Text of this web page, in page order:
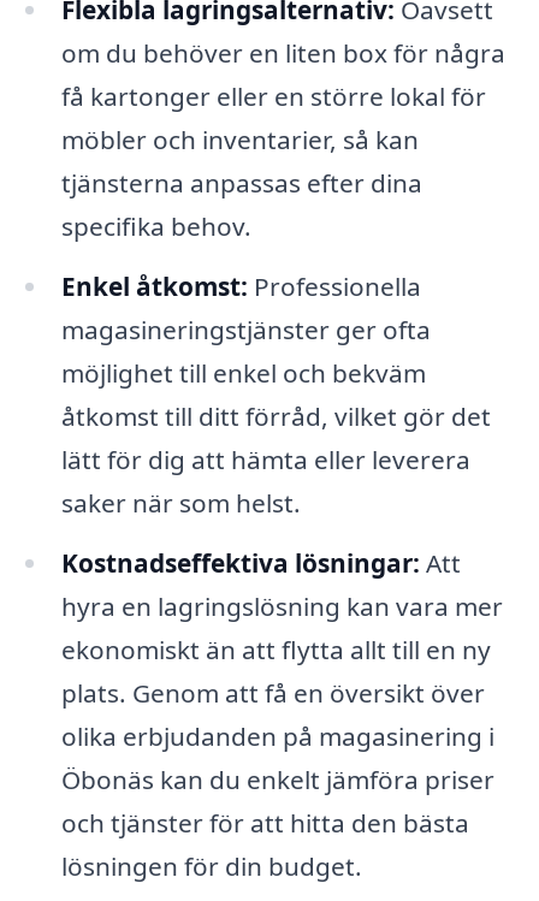
Flexibla lagringsalternativ: Oavsett
om du behöver en liten box för några
få kartonger eller en större lokal för
möbler och inventarier, så kan
tjänsterna anpassas efter dina
specifika behov.
Enkel åtkomst: Professionella
magasineringstjänster ger ofta
möjlighet till enkel och bekväm
åtkomst till ditt förråd, vilket gör det
lätt för dig att hämta eller leverera
saker när som helst.
Kostnadseffektiva lösningar: Att
hyra en lagringslösning kan vara mer
ekonomiskt än att flytta allt till en ny
plats. Genom att få en översikt över
olika erbjudanden på magasinering i
Öbonäs kan du enkelt jämföra priser
och tjänster för att hitta den bästa
lösningen för din budget.